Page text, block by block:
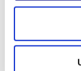
mentre il
pur durando
di poche ore.
l’attacco di
forme di